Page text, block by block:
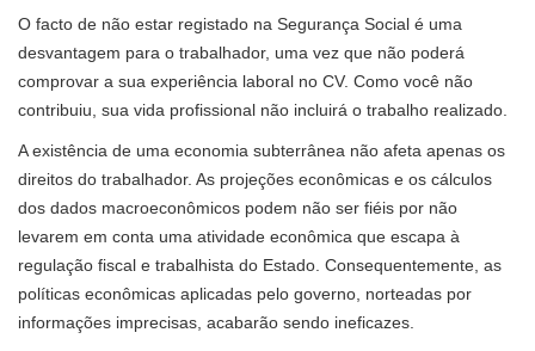
O facto de não estar registado na Segurança Social é uma
desvantagem para o trabalhador, uma vez que não poderá
comprovar a sua experiência laboral no CV. Como você não
contribuiu, sua vida profissional não incluirá o trabalho realizado.
A existência de uma economia subterrânea não afeta apenas os
direitos do trabalhador. As projeções econômicas e os cálculos
dos dados macroeconômicos podem não ser fiéis por não
levarem em conta uma atividade econômica que escapa à
regulação fiscal e trabalhista do Estado. Consequentemente, as
políticas econômicas aplicadas pelo governo, norteadas por
informações imprecisas, acabarão sendo ineficazes.